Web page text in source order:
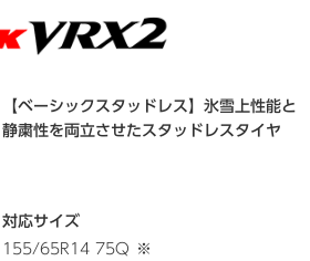
【ベーシックスタッドレス】氷雪上性能と
静粛性を両立させたスタッドレスタイヤ
対応サイズ
155/65R14 75Q
※